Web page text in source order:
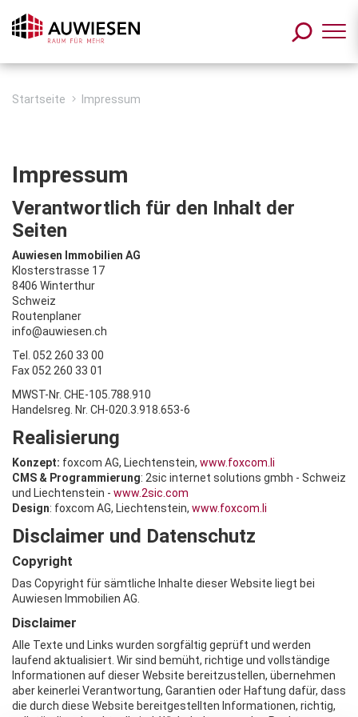
Startseite Impressum
Impressum
Verantwortlich für den Inhalt der
Seiten
Auwiesen Immobilien AG
Klosterstrasse 17
8406 Winterthur
Schweiz
Routenplaner
info@auwiesen.ch
Tel. 052 260 33 00
Fax 052 260 33 01
MWST-Nr. CHE-105.788.910
Handelsreg. Nr. CH-020.3.918.653-6
Realisierung
Konzept: foxcom AG, Liechtenstein, www.foxcom.li
CMS & Programmierung: 2sic internet solutions gmbh - Schweiz
und Liechtenstein - www.2sic.com
Design: foxcom AG, Liechtenstein, www.foxcom.li
Disclaimer und Datenschutz
Copyright
Das Copyright für sämtliche Inhalte dieser Website liegt bei
Auwiesen Immobilien AG.
Disclaimer
Alle Texte und Links wurden sorgfältig geprüft und werden
laufend aktualisiert. Wir sind bemüht, richtige und vollständige
Informationen auf dieser Website bereitzustellen, übernehmen
aber keinerlei Verantwortung, Garantien oder Haftung dafür, dass
die durch diese Website bereitgestellten Informationen, richtig,